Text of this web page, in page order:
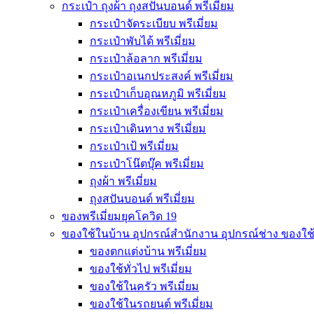
กระเป๋า ถุงผ้า ถุงสปันบอนด์ พรีเมี่ยม
กระเป๋าจัดระเบียบ พรีเมี่ยม
กระเป๋าพับได้ พรีเมี่ยม
กระเป๋าล้อลาก พรีเมี่ยม
กระเป๋าอเนกประสงค์ พรีเมี่ยม
กระเป๋าเก็บอุณหภูมิ พรีเมี่ยม
กระเป๋าเครื่องเขียน พรีเมี่ยม
กระเป๋าเดินทาง พรีเมี่ยม
กระเป๋าเป้ พรีเมี่ยม
กระเป๋าโน๊ตบุ๊ค พรีเมี่ยม
ถุงผ้า พรีเมี่ยม
ถุงสปันบอนด์ พรีเมี่ยม
ของพรีเมี่ยมยุคโควิด 19
ของใช้ในบ้าน อุปกรณ์สำนักงาน อุปกรณ์ช่าง ของใ
ของตกแต่งบ้าน พรีเมี่ยม
ของใช้ทั่วไป พรีเมี่ยม
ของใช้ในครัว พรีเมี่ยม
ของใช้ในรถยนต์ พรีเมี่ยม